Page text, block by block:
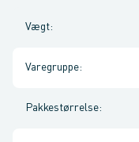
Vægt:
Varegruppe:
Pakkestørrelse: